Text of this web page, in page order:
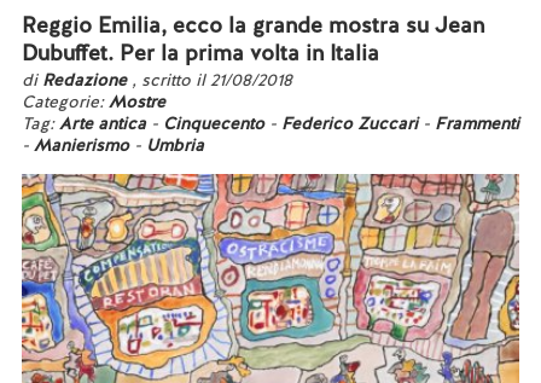
Reggio Emilia, ecco la grande mostra su Jean
Dubuffet. Per la prima volta in Italia
di Redazione , scritto il 21/08/2018
Categorie:Mostre
Tag:Arte antica- Cinquecento- Federico Zuccari- Frammenti
- Manierismo- Umbria